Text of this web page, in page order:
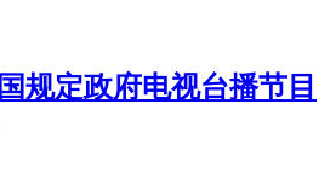
规定政府电视台播节目